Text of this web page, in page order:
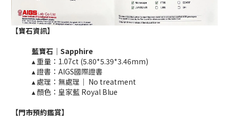
【寶石資訊】
藍寶石｜ Sapphire
▴ 重量：1.07ct (5.80*5.39*3.46mm)​​
▴ 證書：AIGS國際證書
▴ 處理：無處理｜ No treatment​​
▴ 顏色：皇家藍 Royal Blue
【門市預約鑑賞】